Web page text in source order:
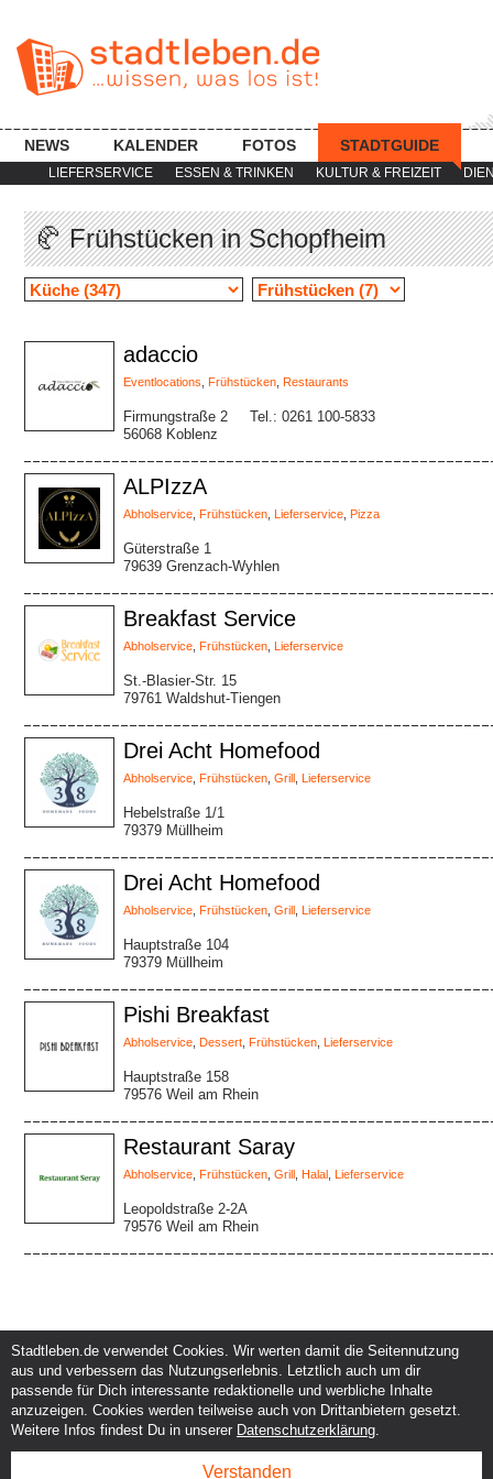
LIEFERSERVICE ESSEN & TRINKEN KULTUR & FREIZEIT
NEWS KALENDER FOTOS STADTGUIDE
🥐 Frühstücken in Schopfheim
adaccio
Eventlocations Frühstücken Restaurants
Firmungstraße 2
56068 Koblenz
Tel.: 0261 100-5833
ALPIzzA
Abholservice Frühstücken Lieferservice Pizza
Güterstraße 1
79639 Grenzach-Wyhlen
Breakfast Service
Abholservice Frühstücken Lieferservice
St.-Blasier-Str. 15
79761 Waldshut-Tiengen
Drei Acht Homefood
Abholservice Frühstücken Grill Lieferservice
Hebelstraße 1/1
79379 Müllheim
Drei Acht Homefood
Abholservice Frühstücken Grill Lieferservice
Hauptstraße 104
79379 Müllheim
Pishi Breakfast
Abholservice Dessert Frühstücken Lieferservice
Hauptstraße 158
79576 Weil am Rhein
Restaurant Saray
Abholservice Frühstücken Grill Halal Lieferservice
Leopoldstraße 2-2A
79576 Weil am Rhein
Service und Support
Kontakt
Hilfe
Instagram
Kunden und Partner
Events eintragen
Werbung & Promotion
Eventplanung & Ausrichtung
Dienstleistungen
Stadtleben.de verwendet Cookies. Wir werten damit die Seitennutzung
aus und verbessern das Nutzungserlebnis. Letztlich auch um dir
passende für Dich interessante redaktionelle und werbliche Inhalte
anzuzeigen. Cookies werden teilweise auch von Drittanbietern gesetzt.
Weitere Infos findest Du in unserer Datenschutzerklärung.
Verstanden